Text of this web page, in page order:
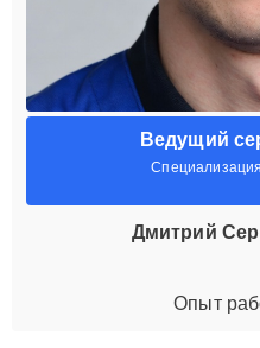
Ведущий
Дмитрий
Опыт